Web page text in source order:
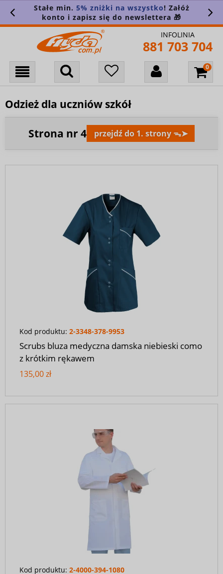
Stałe min. 5% zniżki na wszystko! Załóż
konto i zapisz się do newslettera 🎁
INFOLINIA
881 703 704
Odzież dla uczniów szkół
Strona nr 4 przejdź do 1. strony ᯓ➤
Kod produktu: 2-3348-378-9953
Scrubs bluza medyczna damska niebieski como
z krótkim rękawem
135,00 zł
Kod produktu: 2-4000-394-1080